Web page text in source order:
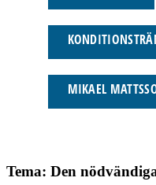
MIKAEL
Tema: Den